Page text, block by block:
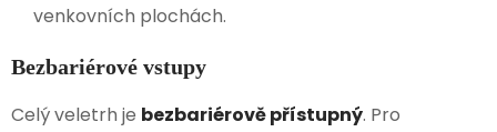
venkovních plochách.
Bezbariérové vstupy
Celý veletrh je bezbariérově přístupný. Pro